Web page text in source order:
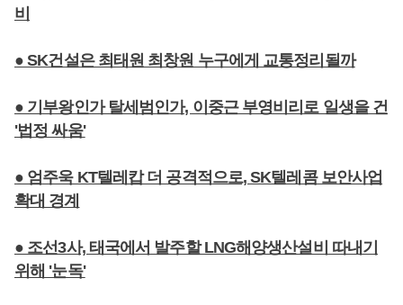
비
● SK건설은 최태원 최창원 누구에게 교통정리될까
● 기부왕인가 탈세범인가, 이중근 부영비리로 일생을 건
'법정 싸움'
● 엄주욱 KT텔레캅 더 공격적으로, SK텔레콤 보안사업
확대 경계
● 조선3사, 태국에서 발주할 LNG해양생산설비 따내기
위해 '눈독'